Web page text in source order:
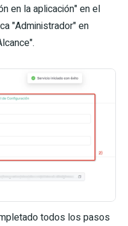
en la aplicación" en el
"Administrador" en
todos los pasos